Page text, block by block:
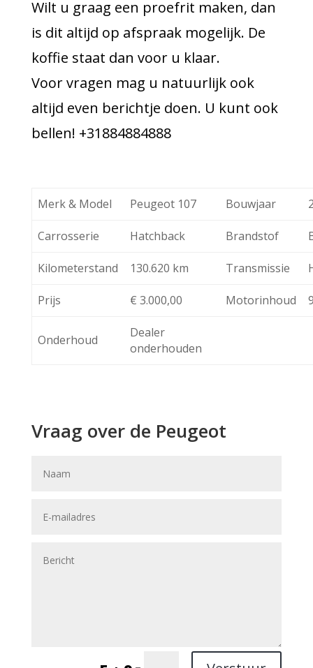
Wilt u graag een proefrit maken, dan
is dit altijd op afspraak mogelijk. De
koffie staat dan voor u klaar.
Voor vragen mag u natuurlijk ook
altijd even berichtje doen. U kunt ook
bellen! +31884884888
Merk & Model Peugeot 107 Bouwjaar
Carrosserie Hatchback Brandstof
Kilometerstand 130.620 km Transmissie
Prijs € 3.000,00 Motorinhoud
Onderhoud
Dealer
onderhouden
Vraag over de Peugeot